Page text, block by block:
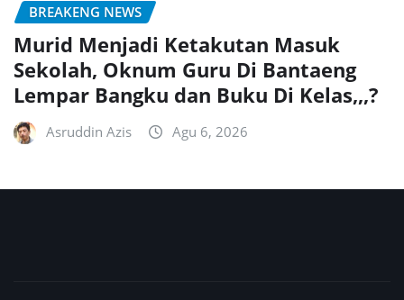
BREAKENG NEWS
Murid Menjadi Ketakutan Masuk
Sekolah, Oknum Guru Di Bantaeng
Lempar Bangku dan Buku Di Kelas,,,?
Asruddin Azis Agu 6, 2026